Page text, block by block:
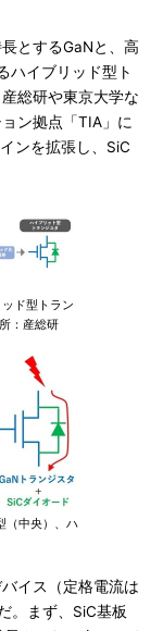
とするGaNと、高
ハイブリッド型ト
総研や東京大学な
ン拠点「TIA」に
ンを拡張し、SiC
ド型トラン
：産総研
（中央）、ハ
イス（定格電流は
。まず、SiC基板